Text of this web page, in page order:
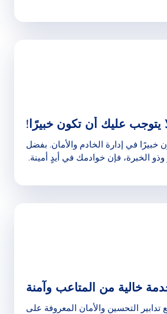
يتوجب عليك أن تكون خبيرًا!
خبيرًا في إدارة الخادم والأمان. بفضل
وذو الخبرة، فإن خوادمك في أيدٍ أمينة.
خالية من المتاعب وآمنة
تدابير التحسين والأمان المعروفة على